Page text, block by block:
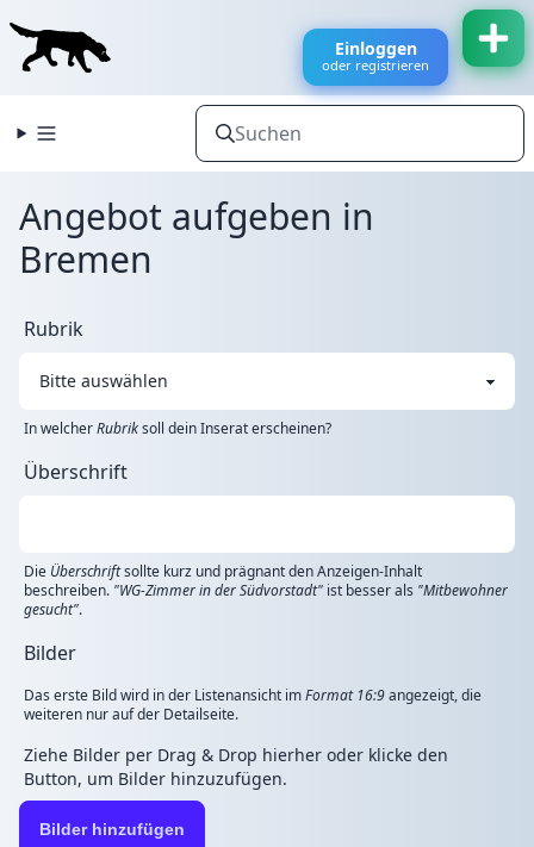
Einloggen
oder registrieren
Angebot aufgeben in
Bremen
Rubrik
In welcherRubriksoll dein Inserat erscheinen?
Überschrift
Die Überschriftsollte kurz und prägnant den Anzeigen-Inhalt
beschreiben. "WG-Zimmer in der Südvorstadt" ist besser als "Mitbewohner
gesucht".
Bilder
Das erste Bild wird in der Listenansicht imFormat 16:9angezeigt, die
weiteren nur auf der Detailseite.
Ziehe Bilder per Drag & Drop hierher oder klicke den
Button, um Bilder hinzuzufügen.
Bilder hinzufügen